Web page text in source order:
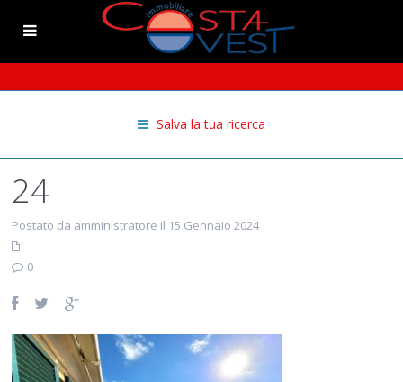
Salva la tua ricerca
24
Postato da amministratore il 15 Gennaio 2024
0